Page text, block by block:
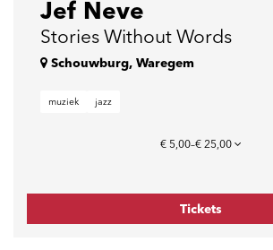
Jef Neve
Stories Without Words
Schouwburg, Waregem
muziek jazz
€ 5,00–€ 25,00
Tickets